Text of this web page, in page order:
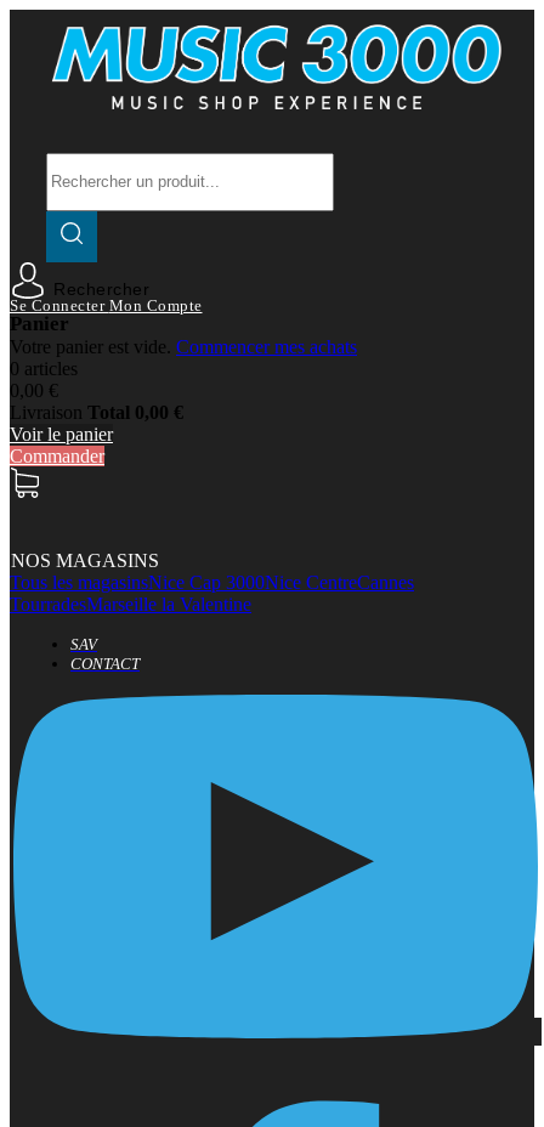
Rechercher
Se Connecter Mon Compte
Panier
Votre panier est vide. Commencer mes achats
0 articles
0,00 €
Livraison Total 0,00 €
Voir le panier
Commander
NOS MAGASINS
Tous les magasinsNice Cap 3000Nice CentreCannes
TourradesMarseille la Valentine
SAV
CONTACT